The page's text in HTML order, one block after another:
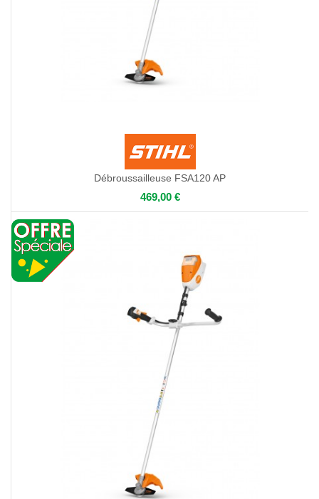
Débroussailleuse FSA120 AP
469,00 €